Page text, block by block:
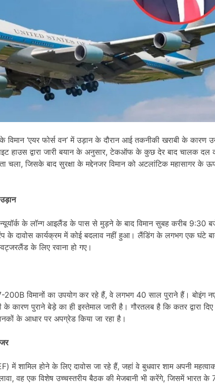
के विमान ‘एयर फोर्स वन’ में उड़ान के दौरान आई तकनीकी खराबी के कारण
हाउस द्वारा जारी बयान के अनुसार, टेकऑफ के कुछ देर बाद चालक दल
चला, जिसके बाद सुरक्षा के मद्देनजर विमान को अटलांटिक महासागर के
के लॉन्ग आइलैंड के पास से मुड़ने के बाद विमान सुबह करीब 9:30
के दावोस कार्यक्रम में कोई बदलाव नहीं हुआ। लैंडिंग के लगभग एक घंटे
के लिए रवाना हो गए।
200B विमानों का उपयोग कर रहे हैं, वे लगभग 40 साल पुराने हैं। बोइंग नए
कारण पुराने बेड़े का ही इस्तेमाल जारी है। गौरतलब है कि कतर द्वारा दिए
के आधार पर अपग्रेड किया जा रहा है।
में शामिल होने के लिए दावोस जा रहे हैं, जहां वे बुधवार शाम अपनी
वह एक विशेष उच्चस्तरीय बैठक की मेजबानी भी करेंगे, जिसमें भारत के 7